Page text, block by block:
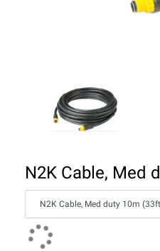
N2K Cable, Med
N2K Cable, Med duty 10m